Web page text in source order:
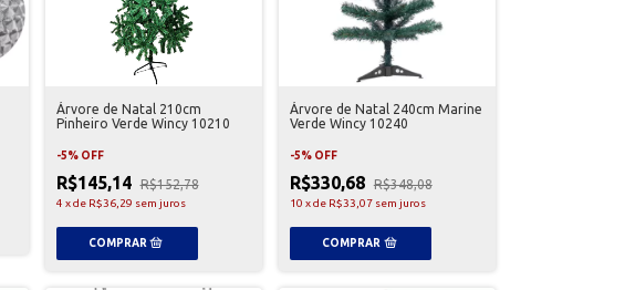
Árvore de Natal 210cm
Pinheiro Verde Wincy 10210
-5% OFF
R$145,14 R$152,78
4 xde R$36,29 sem juros
Árvore de Natal 240cm Marine
Verde Wincy 10240
-5% OFF
R$330,68 R$348,08
10 xde R$33,07 sem juros